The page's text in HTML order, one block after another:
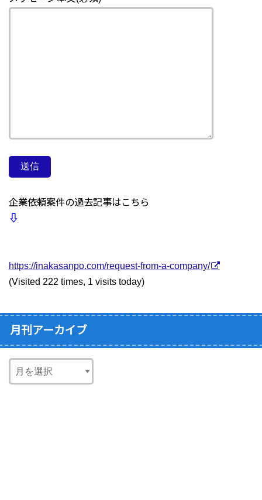
企業依頼案件の過去記事はこちら
⇩
https://inakasanpo.com/request-from-a-company/
(Visited 222 times, 1 visits today)
月刊アーカイブ